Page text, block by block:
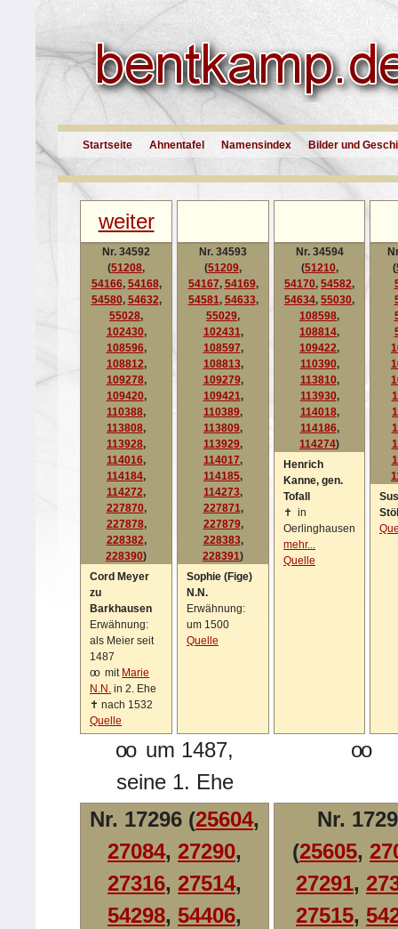
Startseite Ahnentafel Namensindex Bilder und
weiter
Nr. 34592
(51208,
54166, 54168,
54580, 54632,
55028,
102430,
108596,
108812,
109278,
109420,
110388,
113808,
113928,
114016,
114184,
114272,
227870,
227878,
228382,
228390)
Cord Meyer
zu
Barkhausen
Erwähnung:
als Meier seit
1487
oo mit Marie
N.N. in 2. Ehe
✝ nach 1532
Quelle
Nr. 34593
(51209,
54167, 54169,
54581, 54633,
55029,
102431,
108597,
108813,
109279,
109421,
110389,
113809,
113929,
114017,
114185,
114273,
227871,
227879,
228383,
228391)
Sophie (Fige)
N.N.
Erwähnung:
um 1500
Quelle
Nr. 34594
(51210,
54170, 54582,
54634, 55030,
108598,
108814,
109422,
110390,
113810,
113930,
114018,
114186,
114274)
Henrich
Kanne, gen.
Tofall
✝ in
Oerlinghausen
mehr...
Quelle
(
oo um 1487,
seine 1. Ehe
oo
Nr. 17296 (25604,
27084, 27290,
27316, 27514,
54298, 54406,
Nr.
(25605,
27291,
27515,